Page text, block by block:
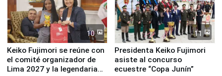
10
Keiko Fujimori se reúne con
el comité organizador de
Lima 2027 y la legendaria
11
Presidenta Keiko Fujimori
asiste al concurso
ecuestre “Copa Junín”